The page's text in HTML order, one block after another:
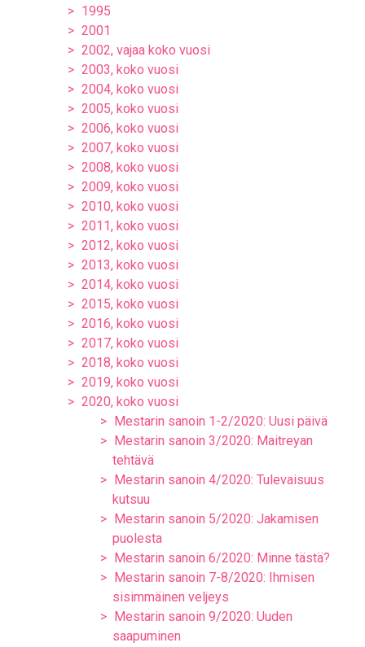
1995
2001
2002, vajaa koko vuosi
2003, koko vuosi
2004, koko vuosi
2005, koko vuosi
2006, koko vuosi
2007, koko vuosi
2008, koko vuosi
2009, koko vuosi
2010, koko vuosi
2011, koko vuosi
2012, koko vuosi
2013, koko vuosi
2014, koko vuosi
2015, koko vuosi
2016, koko vuosi
2017, koko vuosi
2018, koko vuosi
2019, koko vuosi
2020, koko vuosi
Mestarin sanoin 1-2/2020: Uusi päivä
Mestarin sanoin 3/2020: Maitreyan
tehtävä
Mestarin sanoin 4/2020: Tulevaisuus
kutsuu
Mestarin sanoin 5/2020: Jakamisen
puolesta
Mestarin sanoin 6/2020: Minne tästä?
Mestarin sanoin 7-8/2020: Ihmisen
sisimmäinen veljeys
Mestarin sanoin 9/2020: Uuden
saapuminen